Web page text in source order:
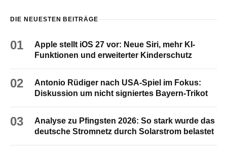
DIE NEUESTEN BEITRÄGE
01
Apple stellt iOS 27 vor: Neue Siri, mehr KI-
Funktionen und erweiterter Kinderschutz
02
Antonio Rüdiger nach USA-Spiel im Fokus:
Diskussion um nicht signiertes Bayern-Trikot
03
Analyse zu Pfingsten 2026: So stark wurde das
deutsche Stromnetz durch Solarstrom belastet